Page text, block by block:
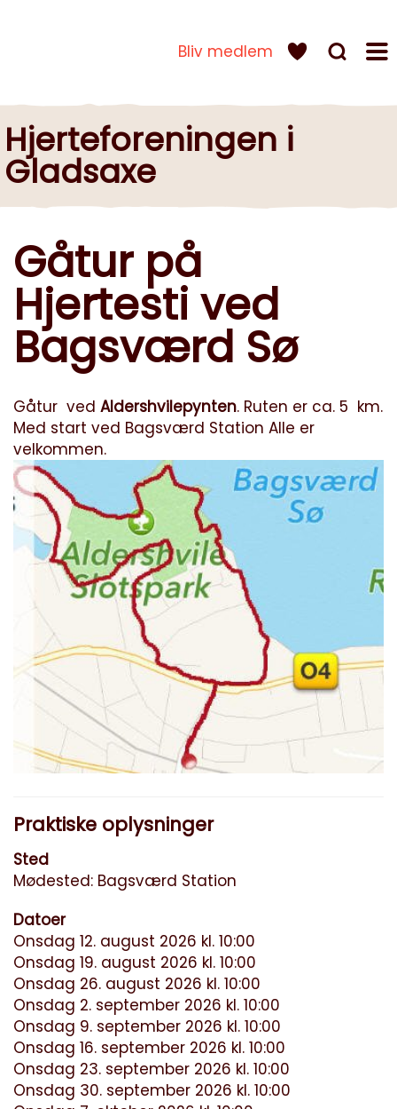
Bliv medlem
Hjerteforeningen i
Gladsaxe
Gåtur på
Hjertesti ved
Bagsværd Sø
Gåtur vedAldershvilepynten. Ruten er ca. 5 km.
Med start ved Bagsværd Station Alle er
velkommen.
Praktiske oplysninger
Sted
Mødested: Bagsværd Station
Datoer
Onsdag 12. august 2026 kl. 10:00
Onsdag 19. august 2026 kl. 10:00
Onsdag 26. august 2026 kl. 10:00
Onsdag 2. september 2026 kl. 10:00
Onsdag 9. september 2026 kl. 10:00
Onsdag 16. september 2026 kl. 10:00
Onsdag 23. september 2026 kl. 10:00
Onsdag 30. september 2026 kl. 10:00